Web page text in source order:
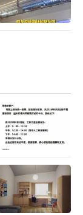
鱼为何还要
单显示，付
海嘉里食
备注“代兰
号案件款
30日，兰
龙鱼是否涉